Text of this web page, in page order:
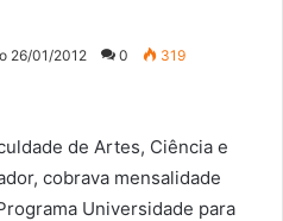
26/01/2012 0 319
de Artes, Ciência e
cobrava mensalidade
Universidade para